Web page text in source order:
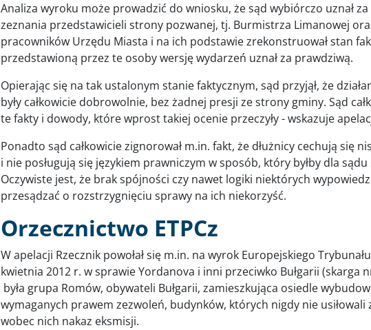
Analiza wyroku może prowadzić do wniosku, że sąd wybiórczo uznał
zeznania przedstawicieli strony pozwanej, tj. Burmistrza Limanowej
pracowników Urzędu Miasta i na ich podstawie zrekonstruował stan
przedstawioną przez te osoby wersję wydarzeń uznał za prawdziwą.
Opierając się na tak ustalonym stanie faktycznym, sąd przyjął, że
były całkowicie dobrowolnie, bez żadnej presji ze strony gminy. Sąd
te fakty i dowody, które wprost takiej ocenie przeczyły - wskazuje
Ponadto sąd całkowicie zignorował m.in. fakt, że dłużnicy cechują się
i nie posługują się językiem prawniczym w sposób, który byłby dla
Oczywiste jest, że brak spójności czy nawet logiki niektórych
przesądzać o rozstrzygnięciu sprawy na ich niekorzyść.
Orzecznictwo ETPCz
W apelacji Rzecznik powołał się m.in. na wyrok Europejskiego
kwietnia 2012 r. w sprawie Yordanova i inni przeciwko Bułgarii (skarga
była grupa Romów, obywateli Bułgarii, zamieszkująca osiedle
wymaganych prawem zezwoleń, budynków, których nigdy nie usiłowali
wobec nich nakaz eksmisji.